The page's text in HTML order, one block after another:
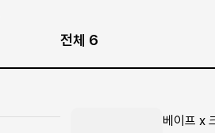
전체 6
베이프 x